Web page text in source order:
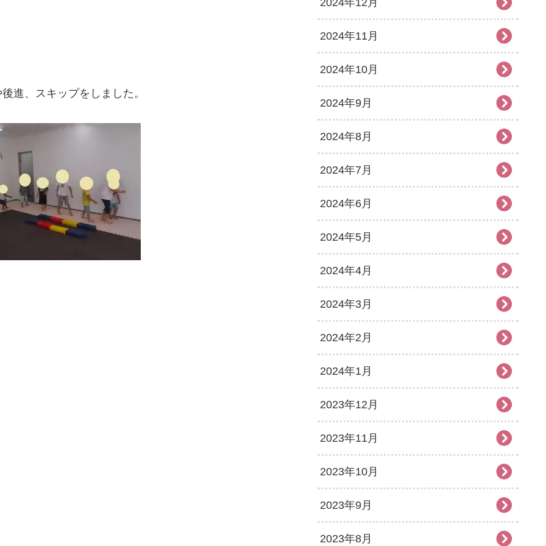
進、スキップをしました。
2024年12月
2024年11月
2024年10月
2024年9月
2024年8月
2024年7月
2024年6月
2024年5月
2024年4月
2024年3月
2024年2月
2024年1月
2023年12月
2023年11月
2023年10月
2023年9月
2023年8月